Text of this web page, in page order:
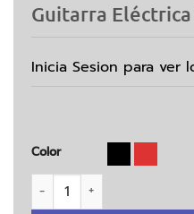
Guitarra
Inicia Sesion para ver
Color
Guitarra Eléctrica